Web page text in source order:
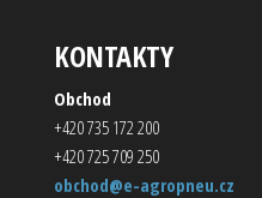
KONTAKTY
Obchod
+420 735 172 200
+420 725 709 250
obchod@e-agropneu.cz